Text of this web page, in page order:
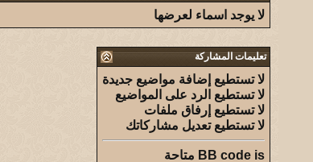
لا يوجد اسماء لعرضها
تعليمات المشاركة
لا تستطيع إضافة مواضيع جديدة
لا تستطيع الرد على المواضيع
لا تستطيع إرفاق ملفات
لا تستطيع تعديل مشاركاتك
BB codeis متاحة